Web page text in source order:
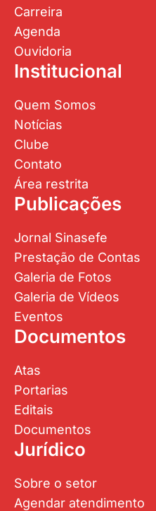
Carreira
Agenda
Ouvidoria
Institucional
Quem Somos
Notícias
Clube
Contato
Área restrita
Publicações
Jornal Sinasefe
Prestação de Contas
Galeria de Fotos
Galeria de Vídeos
Eventos
Documentos
Atas
Portarias
Editais
Documentos
Jurídico
Sobre o setor
Agendar atendimento